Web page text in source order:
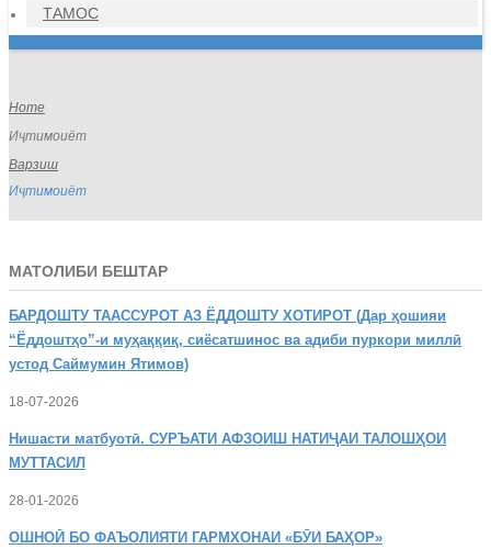
ТАМОС
Home
Иҷтимоиёт
Варзиш
Иҷтимоиёт
МАТОЛИБИ БЕШТАР
БАРДОШТУ ТААССУРОТ АЗ ЁДДОШТУ ХОТИРОТ (Дар ҳошияи
“Ёддоштҳо”-и муҳаққиқ, сиёсатшинос ва адиби пуркори миллӣ
устод Саймумин Ятимов)
18-07-2026
Нишасти матбуотӣ. СУРЪАТИ АФЗОИШ НАТИҶАИ ТАЛОШҲОИ
МУТТАСИЛ
28-01-2026
ОШНОӢ БО ФАЪОЛИЯТИ ГАРМХОНАИ «БӮИ БАҲОР»